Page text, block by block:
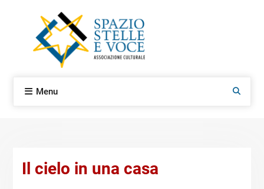
Menu Search
Il cielo in una casa